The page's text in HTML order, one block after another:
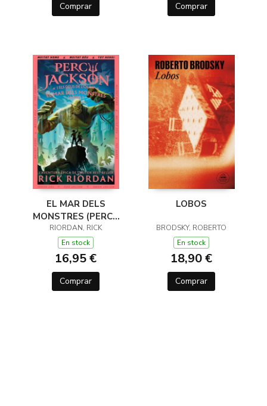
Comprar Comprar
EL MAR DELS
MONSTRES (PERCY
JACKSON I ELS DÉUS
DE L'OLIMP 2)
RIORDAN, RICK
En stock
16,95 €
Comprar
LOBOS
BRODSKY, ROBERTO
En stock
18,90 €
Comprar